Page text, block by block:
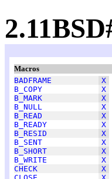
Macros
BADFRAME
X
B_COPY
X
B_MARK
X
B_NULL
X
B_READ
X
B_READY
X
B_RESID
X
B_SENT
X
B_SHORT
X
B_WRITE
X
CHECK
X